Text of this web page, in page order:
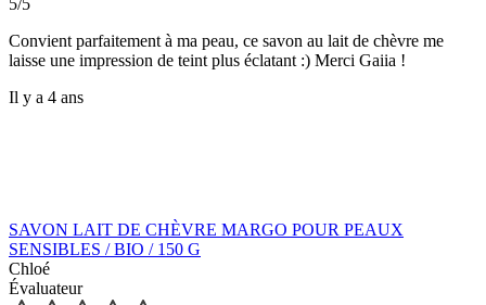
5/5
Convient parfaitement à ma peau, ce savon au lait de chèvre me
laisse une impression de teint plus éclatant :) Merci Gaiia !
Il y a 4 ans
SAVON LAIT DE CHÈVRE MARGO POUR PEAUX
SENSIBLES / BIO / 150 G
Chloé
Évaluateur